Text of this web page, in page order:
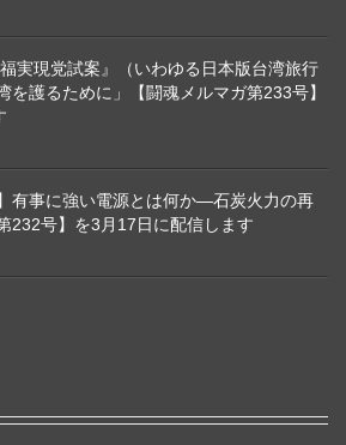
実現党試案』（いわゆる日本版台湾旅行
護るために」【闘魂メルマガ第233号】
有事に強い電源とは何か―石炭火力の再
232号】を3月17日に配信します